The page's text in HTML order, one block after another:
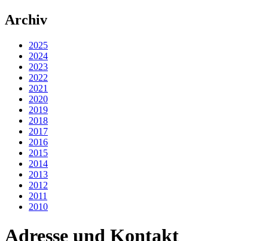
Archiv
2025
2024
2023
2022
2021
2020
2019
2018
2017
2016
2015
2014
2013
2012
2011
2010
Adresse und Kontakt